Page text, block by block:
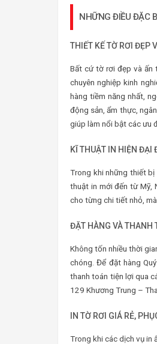
NHỮNG ĐIỀU ĐẶC
THIẾT KẾ TỜ RƠI ĐẸP
Bất cứ tờ rơi đẹp và ấn
chuyên nghiệp kinh
hàng tiềm năng nhất,
động sản, ẩm thực,
giúp làm nổi bật các ưu
KĨ THUẬT IN HIỆN ĐẠI
Trong khi những thiết
thuật in mới đến từ Mỹ,
cho từng chi tiết nhỏ,
ĐẶT HÀNG VÀ THANH
Không tốn nhiều thời
chóng. Để đặt hàng
thanh toán tiện lợi qua
129 Khương Trung –
IN TỜ RƠI GIÁ RẺ,
Trong khi các dịch vụ in